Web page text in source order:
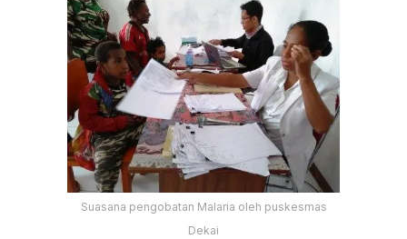
Suasana pengobatan Malaria oleh puskesmas
Dekai